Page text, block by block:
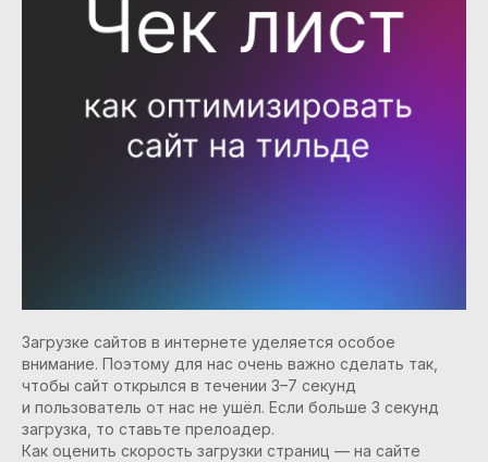
Загрузке сайтов в интернете уделяется особое
внимание. Поэтому для нас очень важно сделать так,
чтобы сайт открылся в течении 3–7 секунд
и пользователь от нас не ушёл. Если больше 3 секунд
загрузка, то ставьте прелоадер.
Как оценить скорость загрузки страниц — на сайте